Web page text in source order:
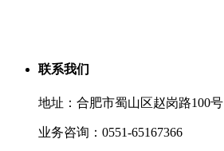
联系我们
地址：合肥市蜀山区赵岗路100号
业务咨询：0551-65167366